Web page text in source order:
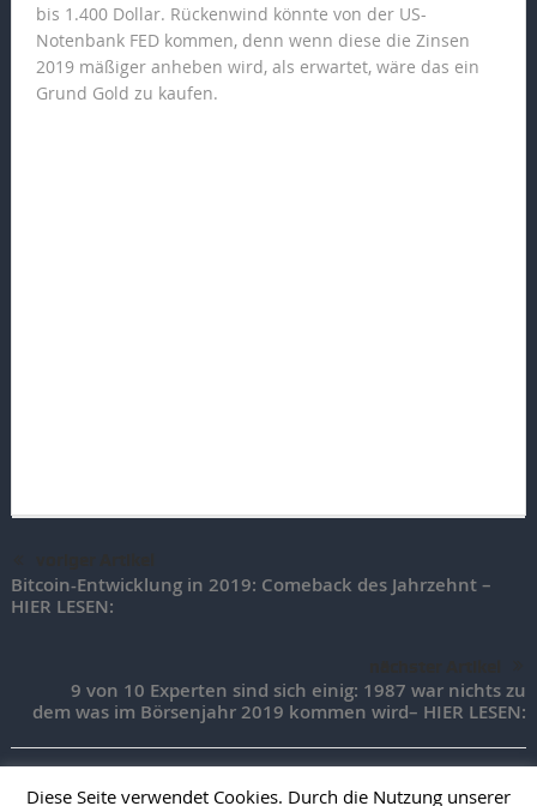
bis 1.400 Dollar. Rückenwind könnte von der US-
Notenbank FED kommen, denn wenn diese die Zinsen
2019 mäßiger anheben wird, als erwartet, wäre das ein
Grund Gold zu kaufen.
Bitcoin-Entwicklung in 2019: Comeback des Jahrzehnt –
HIER LESEN:
9 von 10 Experten sind sich einig: 1987 war nichts zu
dem was im Börsenjahr 2019 kommen wird– HIER LESEN:
Diese Seite verwendet Cookies. Durch die Nutzung unserer